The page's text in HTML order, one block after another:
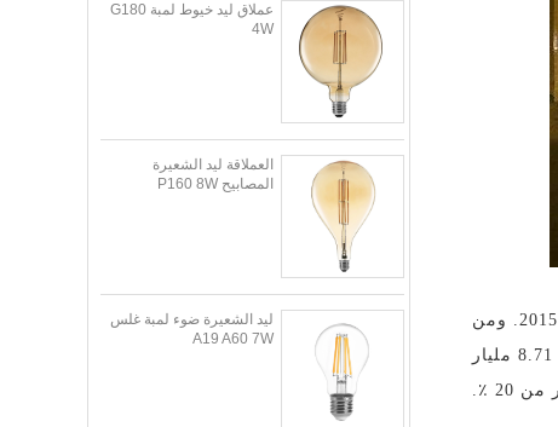
عملاق ليد خيوط لمبة G180
4W
العملاقة ليد الشعيرة
المصابيح P160 8W
ليد الشعيرة ضوء لمبة غلس
A19 A60 7W
وفقا لبيانات معهد أبحاث الصناعة المستقبلية ، فإن سوق الإضاءة الذكية العالمية ينمو بسرعة من عام 2013 إلى عام 2015. ومن
المتوقع أن يصل إلى 24.341 مليار دولار بحلول عام 2020 ، يبلغ حجم السوق من المصابيح والملحقات المتعلقة بها حوالي 8.71 مليار